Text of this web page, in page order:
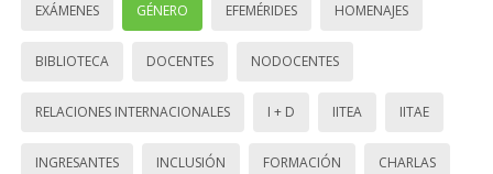
EXÁMENES GÉNERO EFEMÉRIDES HOMENAJES
BIBLIOTECA DOCENTES NODOCENTES
RELACIONES INTERNACIONALES I + D IITEA IITAE
INGRESANTES INCLUSIÓN FORMACIÓN CHARLAS